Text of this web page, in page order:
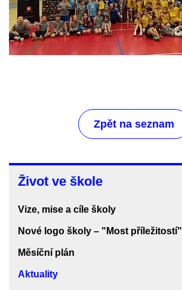
Život
ve
škole
Život ve škole
Vize, mise a cíle školy
Nové logo školy – "Most příležitostí"
Měsíční plán
Aktuality
Zpět na seznam